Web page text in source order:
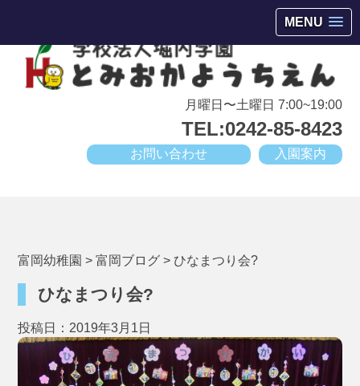
MENU
月曜日〜土曜日 7:00~19:00
TEL:0242-85-8423
入園案内
お問い合わせ
富岡幼稚園 >富岡ブログ > ひなまつり会?
ひなまつり会?
投稿日：2019年3月1日